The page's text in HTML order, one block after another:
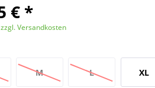
€ *
zzgl. Versandkosten
M L XL